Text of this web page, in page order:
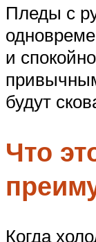
Пледы с
и
будут
Что
Когда